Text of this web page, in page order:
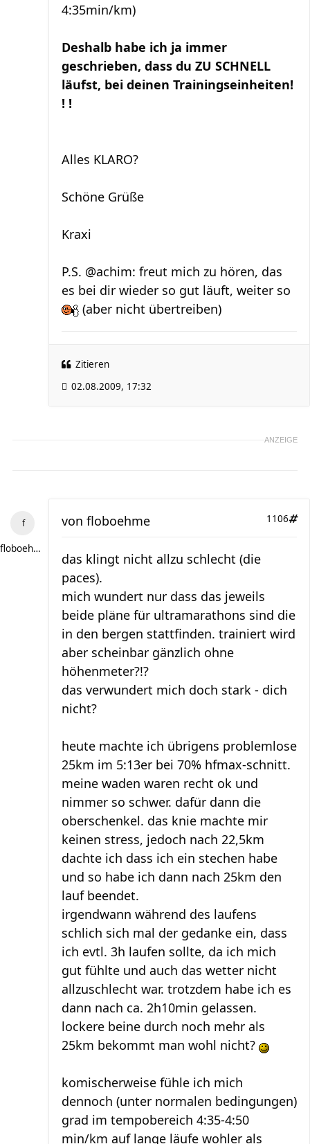
4:35min/km)
Deshalb habe ich ja immer
geschrieben, dass du ZU SCHNELL
läufst, bei deinen Trainingseinheiten!
! !
Alles KLARO?
Schöne Grüße
Kraxi
P.S. @achim: freut mich zu hören, das
es bei dir wieder so gut läuft, weiter so
(aber nicht übertreiben)
Zitieren
02.08.2009, 17:32
ANZEIGE
floboehme
1106
von floboehme
das klingt nicht allzu schlecht (die
paces).
mich wundert nur dass das jeweils
beide pläne für ultramarathons sind die
in den bergen stattfinden. trainiert wird
aber scheinbar gänzlich ohne
höhenmeter?!?
das verwundert mich doch stark - dich
nicht?
heute machte ich übrigens problemlose
25km im 5:13er bei 70% hfmax-schnitt.
meine waden waren recht ok und
nimmer so schwer. dafür dann die
oberschenkel. das knie machte mir
keinen stress, jedoch nach 22,5km
dachte ich dass ich ein stechen habe
und so habe ich dann nach 25km den
lauf beendet.
irgendwann während des laufens
schlich sich mal der gedanke ein, dass
ich evtl. 3h laufen sollte, da ich mich
gut fühlte und auch das wetter nicht
allzuschlecht war. trotzdem habe ich es
dann nach ca. 2h10min gelassen.
lockere beine durch noch mehr als
25km bekommt man wohl nicht?
komischerweise fühle ich mich
dennoch (unter normalen bedingungen)
grad im tempobereich 4:35-4:50
min/km auf lange läufe wohler als